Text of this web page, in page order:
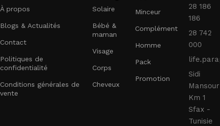
À propos
Blogs & Actualités
Contact
Politiques de
confidentialité
Conditions générales de
vente
Solaire
Bébé &
maman
Visage
Corps
Cheveux
Minceur
Complément
Homme
Pack
Promotion
28 186
186
28 742
000
Sidi
Mansour
Km 1
Sfax -
Tunisie